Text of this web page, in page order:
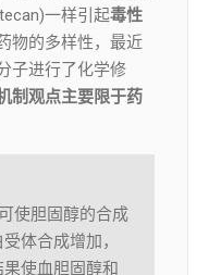
一样引起毒性
物的多样性，最近
子进行了化学修
制观点主要限于药
使胆固醇的合成
体合成增加，
使血胆固醇和